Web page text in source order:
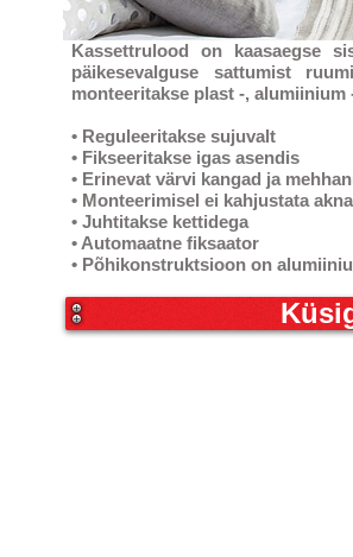
Kassettrulood on kaasaegse
päikesevalguse sattumist
monteeritakse plast -, alumiinium
• Reguleeritakse sujuvalt
• Fikseeritakse igas asendis
• Erinevat värvi kangad ja
• Monteerimisel ei kahjustata
• Juhtitakse kettidega
• Automaatne fiksaator
• Põhikonstruktsioon on